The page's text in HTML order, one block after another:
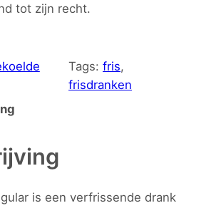
tot zijn recht.
Tags:fris
frisdranken
is een verfrissende drank